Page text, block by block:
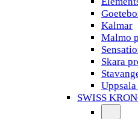
Kalmar
Malmo
Skara
SWISS